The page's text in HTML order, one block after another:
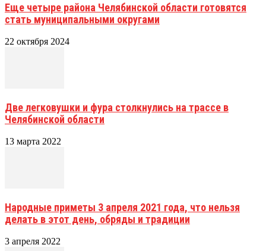
Еще четыре района Челябинской области готовятся
стать муниципальными округами
22 октября 2024
Две легковушки и фура столкнулись на трассе в
Челябинской области
13 марта 2022
Народные приметы 3 апреля 2021 года, что нельзя
делать в этот день, обряды и традиции
3 апреля 2022